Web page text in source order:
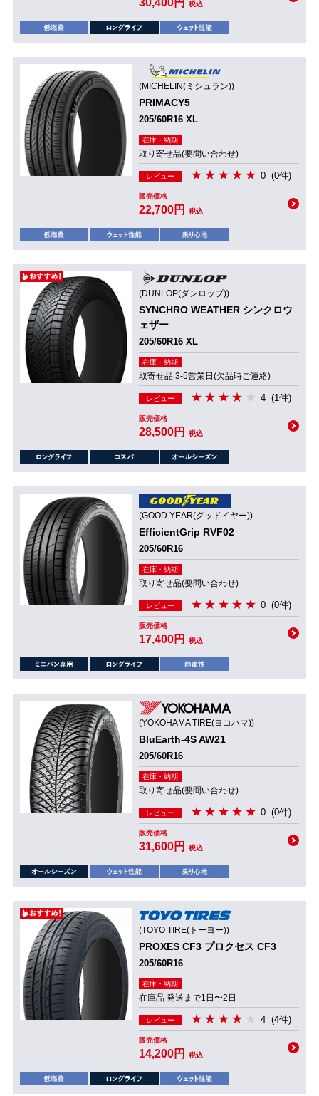
30,400円 税込
(MICHELIN(ミシュラン))
PRIMACY5
205/60R16 XL
在庫・納期
取り寄せ品(要問い合わせ)
レビュー 0 (0件)
販売価格
22,700円 税込
(DUNLOP(ダンロップ))
SYNCHRO WEATHER シンクロウ
ェザー
205/60R16 XL
在庫・納期
取寄せ品 3-5営業日(欠品時ご連絡)
レビュー 4 (1件)
販売価格
28,500円 税込
(GOOD YEAR(グッドイヤー))
EfficientGrip RVF02
205/60R16
在庫・納期
取り寄せ品(要問い合わせ)
レビュー 0 (0件)
販売価格
17,400円 税込
(YOKOHAMA TIRE(ヨコハマ))
BluEarth-4S AW21
205/60R16
在庫・納期
取り寄せ品(要問い合わせ)
レビュー 0 (0件)
販売価格
31,600円 税込
(TOYO TIRE(トーヨー))
PROXES CF3 プロクセス CF3
205/60R16
在庫・納期
在庫品 発送まで1日〜2日
レビュー 4 (4件)
販売価格
14,200円 税込